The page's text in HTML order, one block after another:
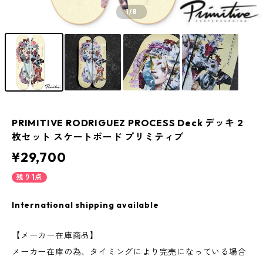
1/8
PRIMITIVE RODRIGUEZ PROCESS Deck デッキ 2
枚セット スケートボード プリミティブ
¥29,700
残り1点
International shipping available
【メーカー在庫商品】
メーカー在庫の為、タイミングにより完売になっている場合